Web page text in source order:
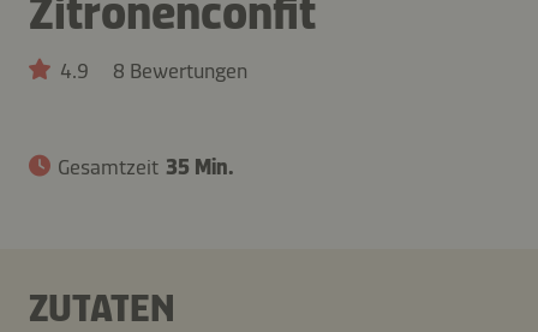
4.9 8 Bewertungen
Gesamtzeit 35 Min.
ZUTATEN